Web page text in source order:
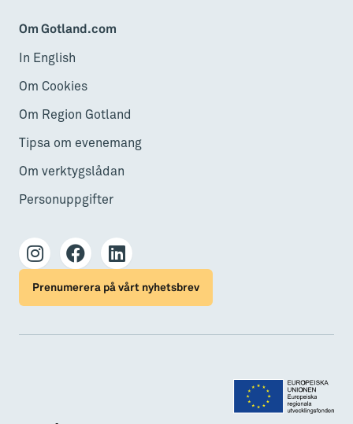
Om Gotland.com
In English
Om Cookies
Om Region Gotland
Tipsa om evenemang
Om verktygslådan
Personuppgifter
Prenumerera på vårt nyhetsbrev